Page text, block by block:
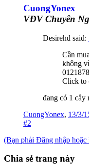
CuongYonex
VĐV Chuyên
Desirehd said:
Cần
không
Click to
đang có 1 cây
CuongYonex, 13/3/
#2
(Bạn phải Đăng nhập
Chia sẻ trang này